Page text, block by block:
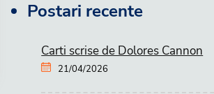
Postari recente
Carti scrise de Dolores Cannon
21/04/2026